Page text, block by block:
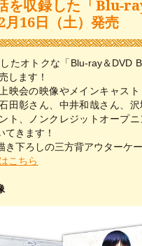
を収録した「Blu-
16日（土）発売
たオトクな「Blu-ray＆DVD
します！
映会の映像やメインキャスト
田彰さん、中井和哉さん、沢
ト、ノンクレジットオープニ
てきます！
き下ろしの三方背アウターケー
こちら